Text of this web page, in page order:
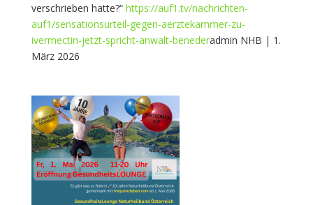
verschrieben hatte?“ https://auf1.tv/nachrichten-
auf1/sensationsurteil-gegen-aerztekammer-zu-
ivermectin-jetzt-spricht-anwalt-benederadmin NHB | 1.
März 2026